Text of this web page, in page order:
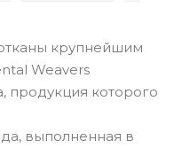
крупнейшим
Weavers
продукция которого
выполненная в